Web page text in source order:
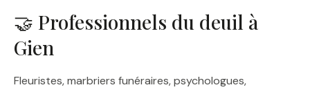
🤝 Professionnels du deuil à
Gien
Fleuristes, marbriers funéraires, psychologues,